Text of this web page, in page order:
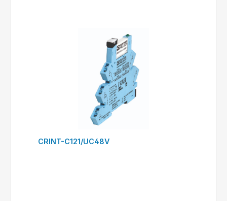
CRINT-C121/UC48V